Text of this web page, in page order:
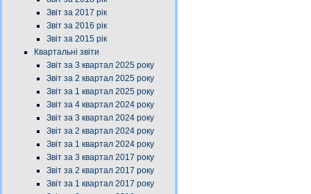
Звіт за 2017 рік
Звіт за 2016 рік
Звіт за 2015 рік
Квартальні звіти
Звіт за 3 квартал 2025 року
Звіт за 2 квартал 2025 року
Звіт за 1 квартал 2025 року
Звіт за 4 квартал 2024 року
Звіт за 3 квартал 2024 року
Звіт за 2 квартал 2024 року
Звіт за 1 квартал 2024 року
Звіт за 3 квартал 2017 року
Звіт за 2 квартал 2017 року
Звіт за 1 квартал 2017 року